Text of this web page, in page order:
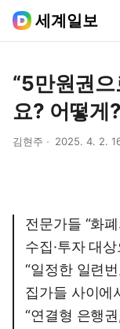
세계일보
“5만원권으
요? 어떻게
김현주 2025. 4. 2.
전문가들 “화
수집·투자 대
“일정한 일련
집가들 사이에
“연결형 은행